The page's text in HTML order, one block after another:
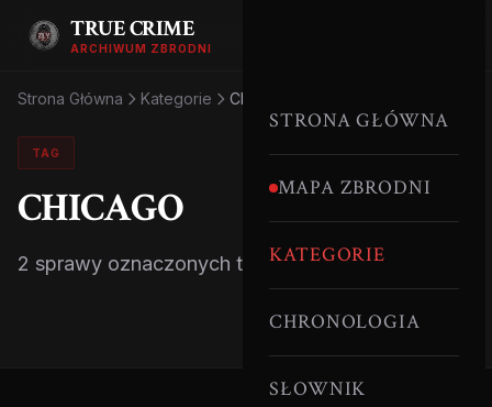
TRUE CRIME
ARCHIWUM ZBRODNI
STRONA GŁÓWNA
MAPA ZBRODNI
KATEGORIE
CHRONOLOGIA
SŁOWNIK
Strona Główna Kategorie Chicago
TAG
CHICAGO
2 sprawy oznaczonych tym tagiem.